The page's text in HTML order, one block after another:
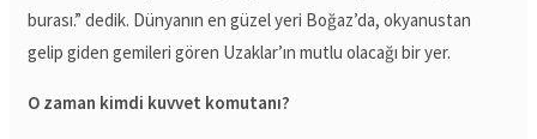
burası.” dedik. Dünyanın en güzel yeri Boğaz’da, okyanustan
gelip giden gemileri gören Uzaklar’ın mutlu olacağı bir yer.
O zaman kimdi kuvvet komutanı?